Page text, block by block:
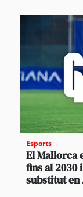
Esports
El Mallorca
fins al 2030
substitut en